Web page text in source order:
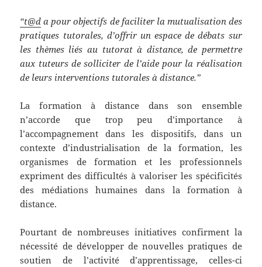
“t@d a pour objectifs de faciliter la mutualisation des
pratiques tutorales, d’offrir un espace de débats sur
les thèmes liés au tutorat à distance, de permettre
aux tuteurs de solliciter de l’aide pour la réalisation
de leurs interventions tutorales à distance.”
La formation à distance dans son ensemble
n’accorde que trop peu d’importance à
l’accompagnement dans les dispositifs, dans un
contexte d’industrialisation de la formation, les
organismes de formation et les professionnels
expriment des difficultés à valoriser les spécificités
des médiations humaines dans la formation à
distance.
Pourtant de nombreuses initiatives confirment la
nécessité de développer de nouvelles pratiques de
soutien de l’activité d’apprentissage, celles-ci